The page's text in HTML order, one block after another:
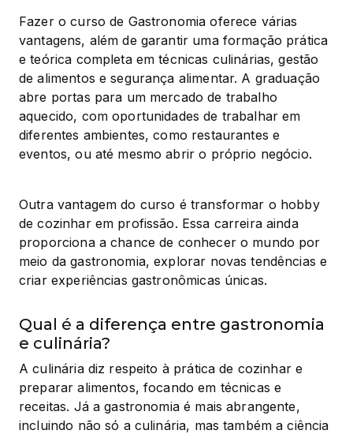
Fazer o curso de Gastronomia oferece várias
vantagens, além de garantir uma formação prática
e teórica completa em técnicas culinárias, gestão
de alimentos e segurança alimentar. A graduação
abre portas para um mercado de trabalho
aquecido, com oportunidades de trabalhar em
diferentes ambientes, como restaurantes e
eventos, ou até mesmo abrir o próprio negócio.
Outra vantagem do curso é transformar o hobby
de cozinhar em profissão. Essa carreira ainda
proporciona a chance de conhecer o mundo por
meio da gastronomia, explorar novas tendências e
criar experiências gastronômicas únicas.
Qual é a diferença entre gastronomia
e culinária?
A culinária diz respeito à prática de cozinhar e
preparar alimentos, focando em técnicas e
receitas. Já a gastronomia é mais abrangente,
incluindo não só a culinária, mas também a ciência